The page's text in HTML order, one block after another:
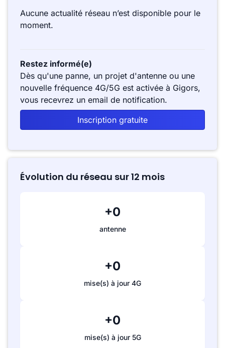
Aucune actualité réseau n’est disponible pour le
moment.
Restez informé(e)
Dès qu'une panne, un projet d'antenne ou une
nouvelle fréquence 4G/5G est activée à Gigors,
vous recevrez un email de notification.
Inscription gratuite
Évolution du réseau sur 12 mois
+0
antenne
+0
mise(s) à jour 4G
+0
mise(s) à jour 5G